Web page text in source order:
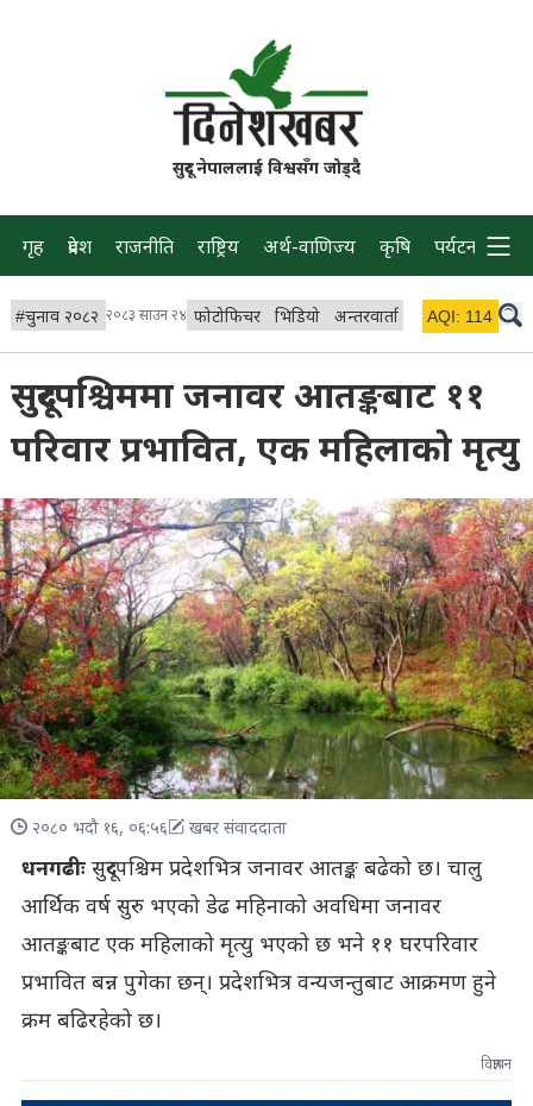
सुदूर नेपाललाई विश्वसँग जोड्दै
गृह प्रदेश राजनीति राष्ट्रिय अर्थ-वाणिज्य कृषि पर्यटन प्रवास
#चुनाव २०८२ २०८३ साउन २४ फोटोफिचर भिडियो अन्तरवार्ता विचार/ब्लग
AQI: 114
सुदूरपश्चिममा जनावर आतङ्कबाट ११
परिवार प्रभावित, एक महिलाको मृत्यु
२०८० भदौ १६, ०६:५६ खबर संवाददाता
धनगढीःसुदूरपश्चिम प्रदेशभित्र जनावर आतङ्क बढेको छ। चालु
आर्थिक वर्ष सुरु भएको डेढ महिनाको अवधिमा जनावर
आतङ्कबाट एक महिलाको मृत्यु भएको छ भने ११ घरपरिवार
प्रभावित बन्न पुगेका छन्। प्रदेशभित्र वन्यजन्तुबाट आक्रमण हुने
क्रम बढिरहेको छ।
विज्ञापन